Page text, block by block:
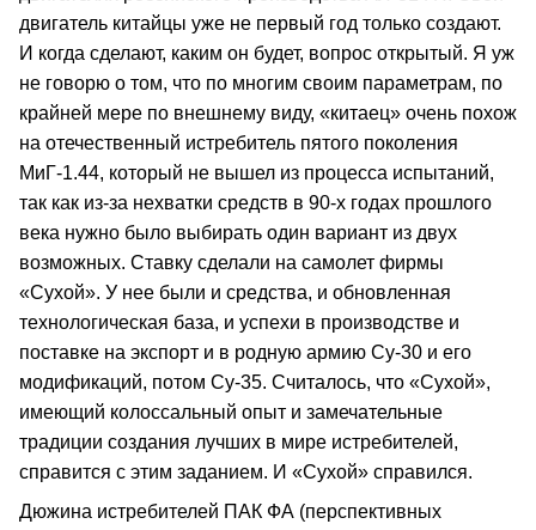
двигатель китайцы уже не первый год только создают.
И когда сделают, каким он будет, вопрос открытый. Я уж
не говорю о том, что по многим своим параметрам, по
крайней мере по внешнему виду, «китаец» очень похож
на отечественный истребитель пятого поколения
МиГ‑1.44, который не вышел из процесса испытаний,
так как из‑за нехватки средств в 90-х годах прошлого
века нужно было выбирать один вариант из двух
возможных. Ставку сделали на самолет фирмы
«Сухой». У нее были и средства, и обновленная
технологическая база, и успехи в производстве и
поставке на экспорт и в родную армию Су‑30 и его
модификаций, потом Су‑35. Считалось, что «Сухой»,
имеющий колоссальный опыт и замечательные
традиции создания лучших в мире истребителей,
справится с этим заданием. И «Сухой» справился.
Дюжина истребителей ПАК ФА (перспективных